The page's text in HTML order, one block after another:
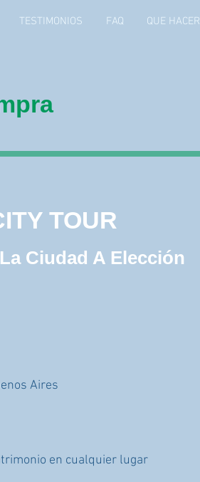
TESTIMONIOS FAQ QUE HACER
TOUR
TOUR
Ciudad A Elección
Aires
en cualquier lugar